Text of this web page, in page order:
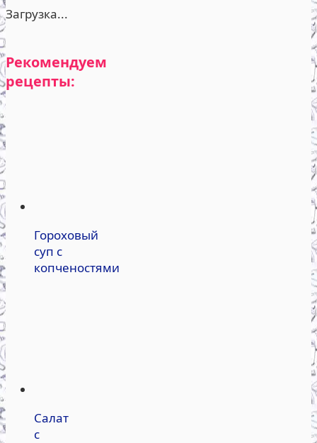
Загрузка...
Рекомендуем
рецепты:
Гороховый
суп с
копченостями
Салат
с